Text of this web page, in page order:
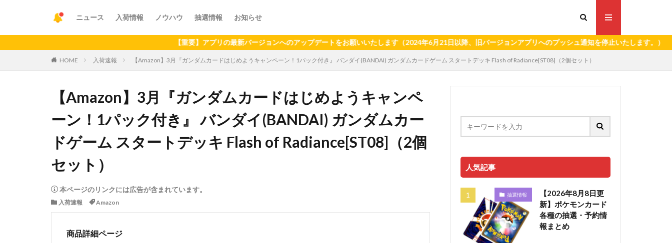
ニュース 入荷情報 ノウハウ 抽選情報 お知らせ
【重要】アプリの最新バージョンへのアップデートをお願いいたします（2024年6月21日以降、旧バージョンアプリへのプッシュ通知を停止いたします。）
HOME 入荷速報 【Amazon】3月『ガンダムカードはじめようキャンペーン！1パック付き』 バンダイ(BANDAI) ガンダムカードゲーム スタートデッキ Flash of Radiance[ST08]（2個セット）
【Amazon】3月『ガンダムカードはじめようキャンペ
ーン！1パック付き』 バンダイ(BANDAI) ガンダムカー
ドゲーム スタートデッキ Flash of Radiance[ST08]（2個
セット）
本ページのリンクには広告が含まれています。
入荷速報 Amazon
商品詳細ページ
人気記事
抽選情報
【2026年8月8日更
新】ポケモンカード
各種の抽選・予約情
報まとめ